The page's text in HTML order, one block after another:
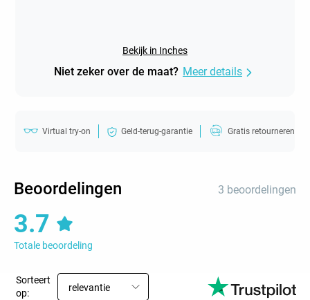
Bekijk in Inches
Niet zeker over de maat? Meer details
Virtual try-on Geld-terug-garantie Gratis retourneren
Beoordelingen 3 beoordelingen
3.7
Totale beoordeling
Sorteert
op:
relevantie